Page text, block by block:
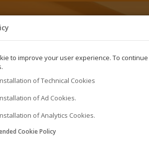
now!
to improve your user experience. To
of Technical Cookies
of Ad Cookies.
of Analytics Cookies.
Cookie Policy